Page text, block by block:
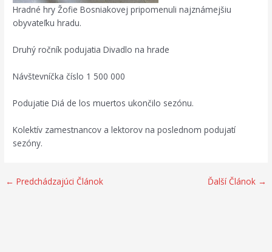
Hradné hry Žofie Bosniakovej pripomenuli najznámejšiu
obyvateľku hradu.
Druhý ročník podujatia Divadlo na hrade
Návštevníčka číslo 1 500 000
Podujatie Diá de los muertos ukončilo sezónu.
Kolektív zamestnancov a lektorov na poslednom podujatí
sezóny.
← Predchádzajúci Článok Ďalší Článok →